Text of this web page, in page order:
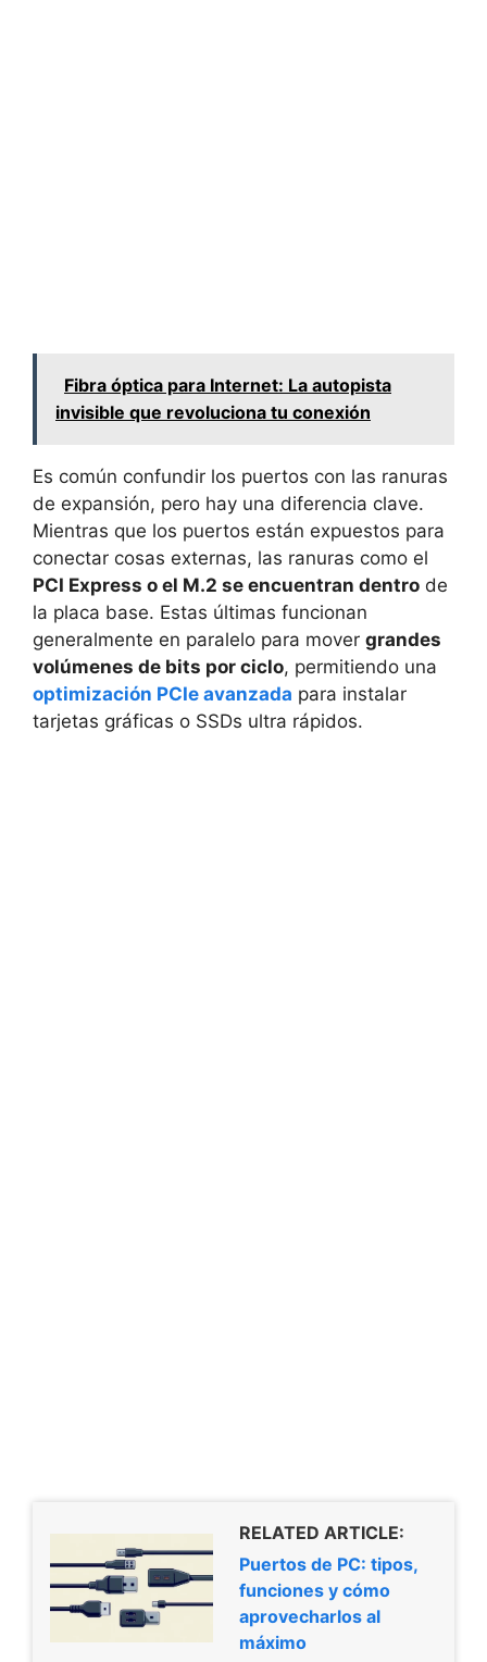
Fibra óptica para Internet: La autopista
invisible que revoluciona tu conexión
Es común confundir los puertos con las ranuras
de expansión, pero hay una diferencia clave.
Mientras que los puertos están expuestos para
conectar cosas externas, las ranuras como el
PCI Express o el M.2 se encuentran dentro de
la placa base. Estas últimas funcionan
generalmente en paralelo para mover grandes
volúmenes de bits por ciclo, permitiendo una
optimización PCIe avanzada para instalar
tarjetas gráficas o SSDs ultra rápidos.
RELATED ARTICLE:
Puertos de PC: tipos,
funciones y cómo
aprovecharlos al
máximo